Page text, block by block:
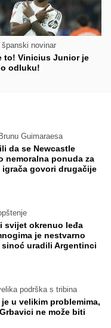
novinar
to! Vinicius Junior je
odluku!
Guimaraesa
da se Newcastle
nemoralna ponuda za
igrača govori drugačije
svijet okrenuo leđa
je nestvarno
uradili Argentinci
podrška s tribina
u velikim problemima,
ne može biti